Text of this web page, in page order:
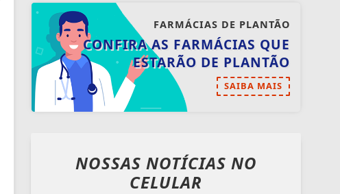
FARMÁCIAS DE PLANTÃO
CONFIRA AS FARMÁCIAS QUE
ESTARÃO DE PLANTÃO
SAIBA MAIS
NOSSAS NOTÍCIAS NO
CELULAR